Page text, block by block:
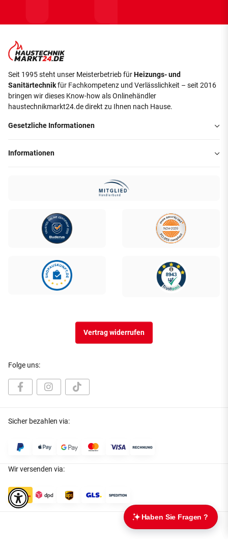
Seit 1995 steht unser Meisterbetrieb fürHeizungs- und
Sanitärtechnikfür Fachkompetenz und Verlässlichkeit – seit 2016
bringen wir dieses Know-how als Onlinehändler
haustechnikmarkt24.de direkt zu Ihnen nach Hause.
Gesetzliche Informationen
Informationen
Vertrag widerrufen
Folge uns:
Sicher bezahlen via:
Wir versenden via: